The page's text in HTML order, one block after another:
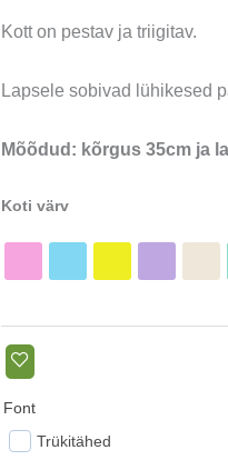
Kott on pestav ja triigitav.
Lapsele sobivad lühikesed
Mõõdud: kõrgus 35cm ja
Koti värv
Font
Trükitähed